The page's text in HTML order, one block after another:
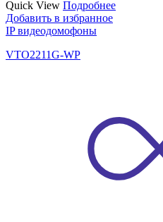
Quick View Подробнее
Добавить в избранное
IP видеодомофоны
VTO2211G-WP